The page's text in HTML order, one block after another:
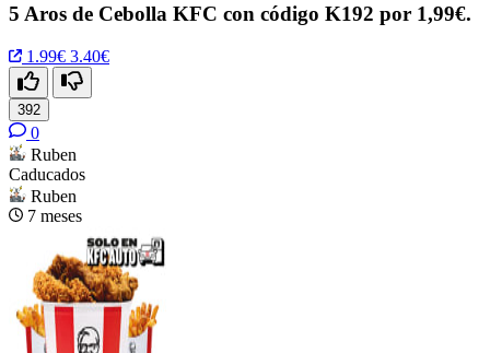
5 Aros de Cebolla KFC con código K192 por 1,99€.
1.99€ 3.40€
392
0
Ruben
Caducados
Ruben
7 meses